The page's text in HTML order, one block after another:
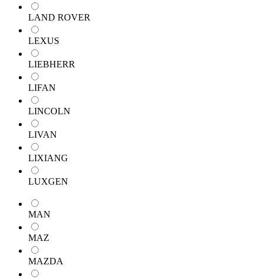
LAND ROVER
LEXUS
LIEBHERR
LIFAN
LINCOLN
LIVAN
LIXIANG
LUXGEN
MAN
MAZ
MAZDA